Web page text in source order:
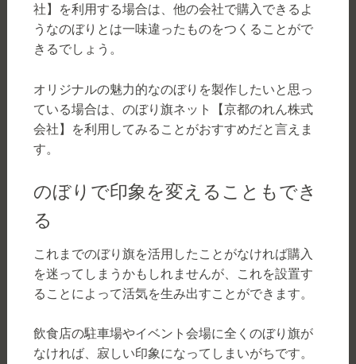
社】を利用する場合は、他の会社で購入できるよ
うなのぼりとは一味違ったものをつくることがで
きるでしょう。
オリジナルの魅力的なのぼりを製作したいと思っ
ている場合は、のぼり旗ネット【京都のれん株式
会社】を利用してみることがおすすめだと言えま
す。
のぼりで印象を変えることもでき
る
これまでのぼり旗を活用したことがなければ購入
を迷ってしまうかもしれませんが、これを設置す
ることによって活気を生み出すことができます。
飲食店の駐車場やイベント会場に全くのぼり旗が
なければ、寂しい印象になってしまいがちです。